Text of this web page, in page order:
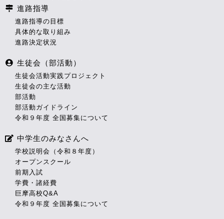
進路指導
進路指導の目標
具体的な取り組み
進路決定状況
生徒会（部活動）
生徒会活動実践プロジェクト
生徒会の主な活動
部活動
部活動ガイドライン
令和９年度 全国募集について
中学生のみなさんへ
学校説明会（令和８年度）
オープンスクール
前期入試
学費・諸経費
巨摩高校Q&A
令和９年度 全国募集について